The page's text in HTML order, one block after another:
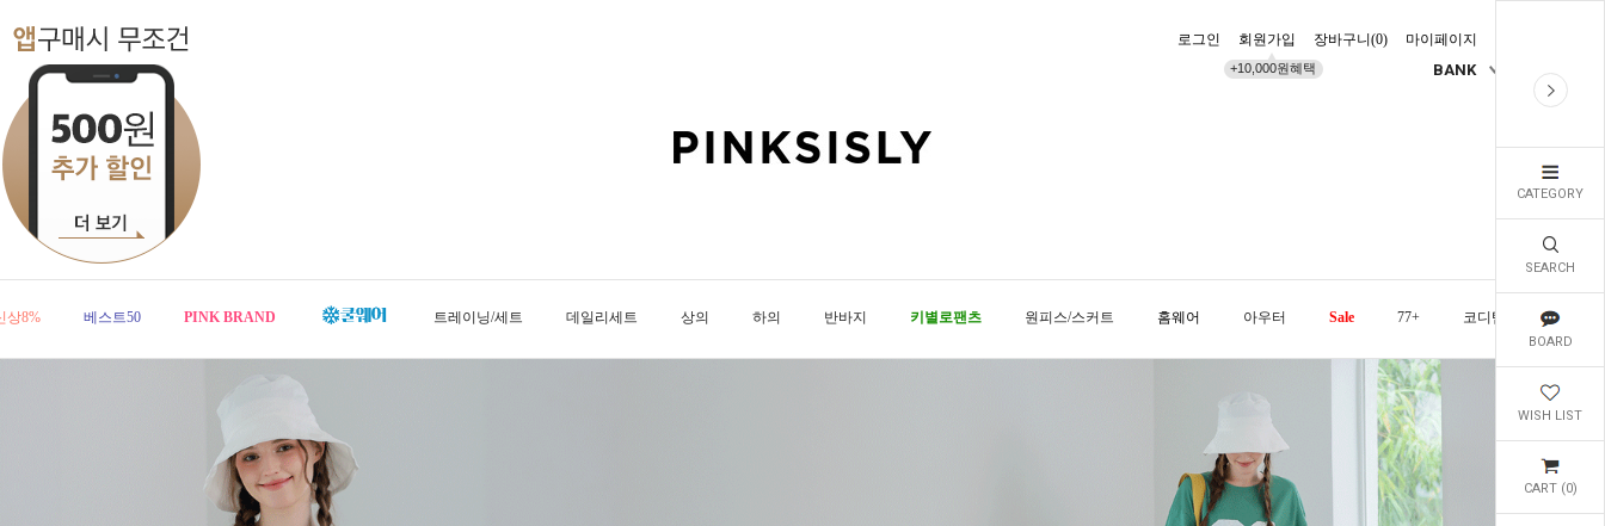
CATEGORY
SEARCH
BOARD
WISH LIST
CART (0)
로그인 회원가입
+10,000원혜택
장바구니(0) 마이페이지
BANK
상8% 베스트50 PINK BRAND 트레이닝/세트 데일리세트 상의 하의 반바지 키별로팬츠 원피스/스커트 홈웨어 아우터 Sale 77+ 코디템 오늘발송